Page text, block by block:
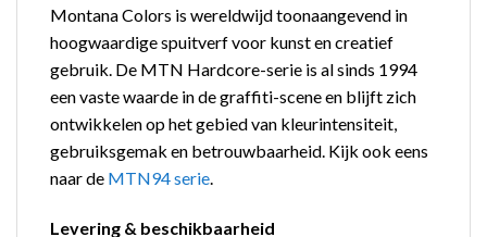
Montana Colors is wereldwijd toonaangevend in
hoogwaardige spuitverf voor kunst en creatief
gebruik. De MTN Hardcore-serie is al sinds 1994
een vaste waarde in de graffiti-scene en blijft zich
ontwikkelen op het gebied van kleurintensiteit,
gebruiksgemak en betrouwbaarheid. Kijk ook eens
naar de MTN94 serie.
Levering & beschikbaarheid